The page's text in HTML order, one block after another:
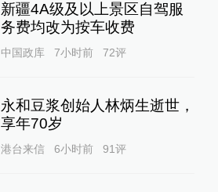
新疆4A级及以上景区自驾服
务费均改为按车收费
中国政库 7小时前 72评
永和豆浆创始人林炳生逝世，
享年70岁
港台来信 6小时前 91评